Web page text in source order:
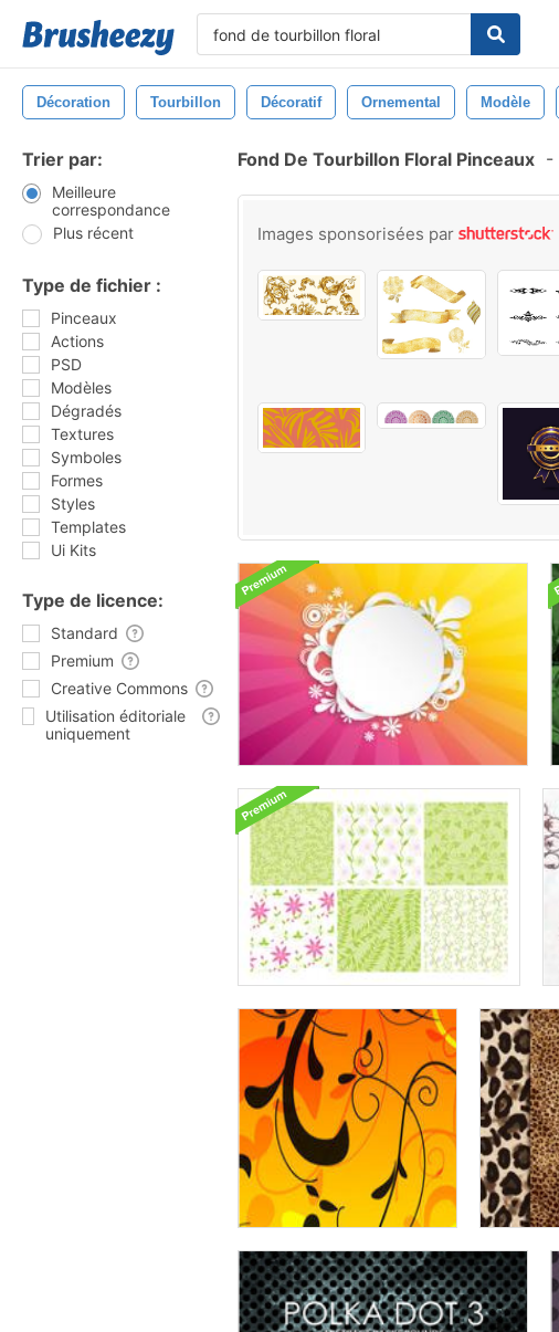
Décoration Tourbillon Décoratif Ornemental Modèle
Trier par:
Meilleure
correspondance
Plus récent
Type de fichier :
Pinceaux
Actions
PSD
Modèles
Dégradés
Textures
Symboles
Formes
Styles
Templates
Ui Kits
Type de licence:
Standard
Premium
Creative Commons
Utilisation éditoriale
uniquement
Fond De Tourbillon Floral Pinceaux -
Images sponsorisées par